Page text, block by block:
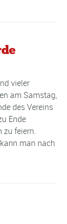
vieler
am Samstag,
des Vereins
Ende
zu feiern.
man nach